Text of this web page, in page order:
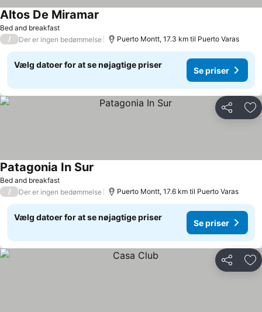
Bed and breakfast
Altos De Miramar
/ Der er ingen bedømmelse Puerto Montt, 17.3 km til Puerto Varas
Vælg datoer for at se nøjagtige priser
Se priser
Del
Bed and breakfast
Patagonia In Sur
/ Der er ingen bedømmelse Puerto Montt, 17.6 km til Puerto Varas
Vælg datoer for at se nøjagtige priser
Se priser
Del